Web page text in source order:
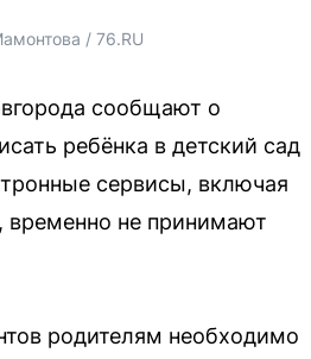
/ 76.RU
сообщают о
ребёнка в детский сад
сервисы, включая
временно не принимают
родителям необходимо